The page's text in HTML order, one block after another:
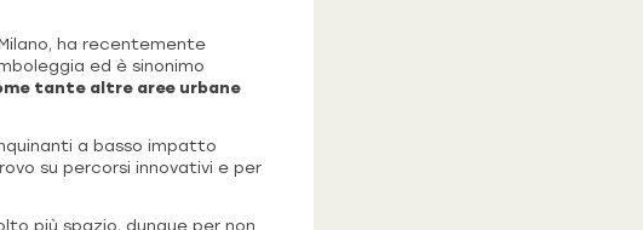
ha recentemente
ed è sinonimo
tante altre aree urbane
a basso impatto
su percorsi innovativi e per
più spazio, dunque per non